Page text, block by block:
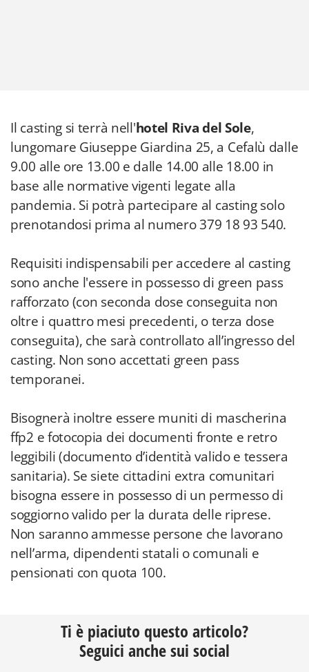
Il casting si terrà nell'hotel Riva del Sole,
lungomare Giuseppe Giardina 25, a Cefalù dalle
9.00 alle ore 13.00 e dalle 14.00 alle 18.00 in
base alle normative vigenti legate alla
pandemia. Si potrà partecipare al casting solo
prenotandosi prima al numero 379 18 93 540.
Requisiti indispensabili per accedere al casting
sono anche l'essere in possesso di green pass
rafforzato (con seconda dose conseguita non
oltre i quattro mesi precedenti, o terza dose
conseguita), che sarà controllato all’ingresso del
casting. Non sono accettati green pass
temporanei.
Bisognerà inoltre essere muniti di mascherina
ffp2 e fotocopia dei documenti fronte e retro
leggibili (documento d’identità valido e tessera
sanitaria). Se siete cittadini extra comunitari
bisogna essere in possesso di un permesso di
soggiorno valido per la durata delle riprese.
Non saranno ammesse persone che lavorano
nell’arma, dipendenti statali o comunali e
pensionati con quota 100.
Ti è piaciuto questo articolo?
Seguici anche sui social